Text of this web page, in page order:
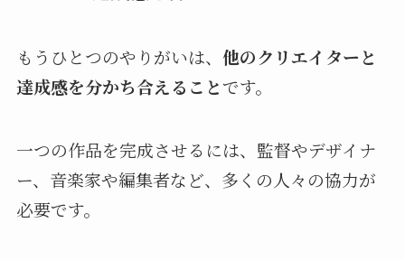
もうひとつのやりがいは、 他のクリエイターと
達成感を分かち合えることです。
一つの作品を完成させるには、監督やデザイナ
ー、音楽家や編集者など、多くの人々の協力が
必要です。